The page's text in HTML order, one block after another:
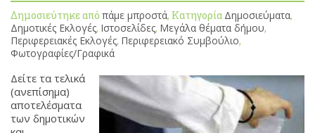
Δημοσιεύτηκε από πάμε μπροστά, Κατηγορία Δημοσιεύματα,
Δημοτικές Εκλογές, Ιστοσελίδες, Μεγάλα θέματα δήμου,
Περιφερειακές Εκλογές, Περιφερειακό Συμβούλιο,
Φωτογραφίες/Γραφικά
Δείτε τα τελικά
(ανεπίσημα)
αποτελέσματα
των δημοτικών